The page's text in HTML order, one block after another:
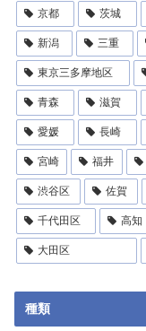
京都 茨城
新潟 三重
東京三多摩地区
青森 滋賀
愛媛 長崎
宮崎 福井
渋谷区 佐賀
千代田区 高知
大田区
種類